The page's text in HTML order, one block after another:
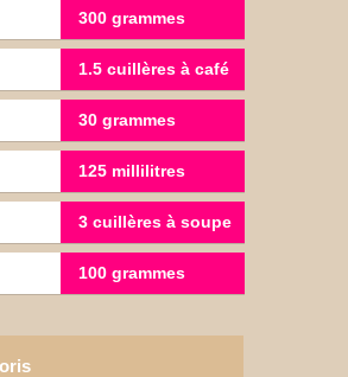
300 grammes
1.5 cuillères à café
30 grammes
125 millilitres
3 cuillères à soupe
100 grammes